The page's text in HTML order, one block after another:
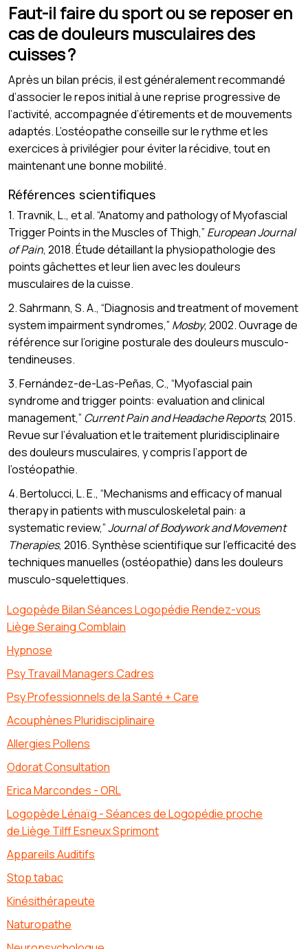
Faut-il faire du sport ou se reposer en
cas de douleurs musculaires des
cuisses ?
Après un bilan précis, il est généralement recommandé
d’associer le repos initial à une reprise progressive de
l’activité, accompagnée d’étirements et de mouvements
adaptés. L’ostéopathe conseille sur le rythme et les
exercices à privilégier pour éviter la récidive, tout en
maintenant une bonne mobilité.
Références scientifiques
1. Travnik, L., et al. “Anatomy and pathology of Myofascial
Trigger Points in the Muscles of Thigh,” European Journal
of Pain, 2018. Étude détaillant la physiopathologie des
points gâchettes et leur lien avec les douleurs
musculaires de la cuisse.
2. Sahrmann, S. A., “Diagnosis and treatment of movement
system impairment syndromes,” Mosby, 2002. Ouvrage de
référence sur l’origine posturale des douleurs musculo-
tendineuses.
3. Fernández-de-Las-Peñas, C., “Myofascial pain
syndrome and trigger points: evaluation and clinical
management,” Current Pain and Headache Reports, 2015.
Revue sur l’évaluation et le traitement pluridisciplinaire
des douleurs musculaires, y compris l’apport de
l’ostéopathie.
4. Bertolucci, L. E., “Mechanisms and efficacy of manual
therapy in patients with musculoskeletal pain: a
systematic review,”Journal of Bodywork and Movement
Therapies, 2016. Synthèse scientifique sur l’efficacité des
techniques manuelles (ostéopathie) dans les douleurs
musculo-squelettiques.
Logopède Bilan Séances Logopédie Rendez-vous
Liège Seraing Comblain
Hypnose
Psy Travail Managers Cadres
Psy Professionnels de la Santé + Care
Acouphènes Pluridisciplinaire
Allergies Pollens
Odorat Consultation
Erica Marcondes - ORL
Logopède Lénaïg - Séances de Logopédie proche
de Liège Tilff Esneux Sprimont
Appareils Auditifs
Stop tabac
Kinésithérapeute
Naturopathe